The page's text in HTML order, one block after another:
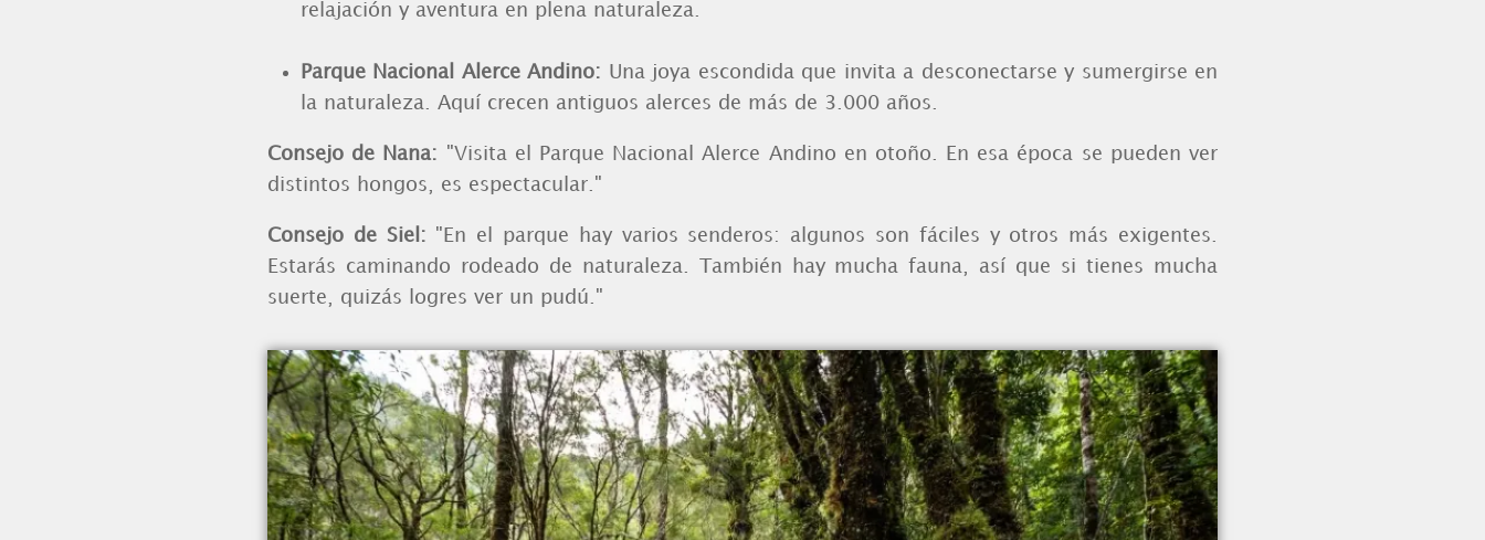
relajación y aventura en plena naturaleza.
Parque Nacional Alerce Andino: Una joya escondida que invita a desconectarse y sumergirse en
la naturaleza. Aquí crecen antiguos alerces de más de 3.000 años.
Consejo de Nana: "Visita el Parque Nacional Alerce Andino en otoño. En esa época se pueden ver
distintos hongos, es espectacular."
Consejo de Siel: "En el parque hay varios senderos: algunos son fáciles y otros más exigentes.
Estarás caminando rodeado de naturaleza. También hay mucha fauna, así que si tienes mucha
suerte, quizás logres ver un pudú."